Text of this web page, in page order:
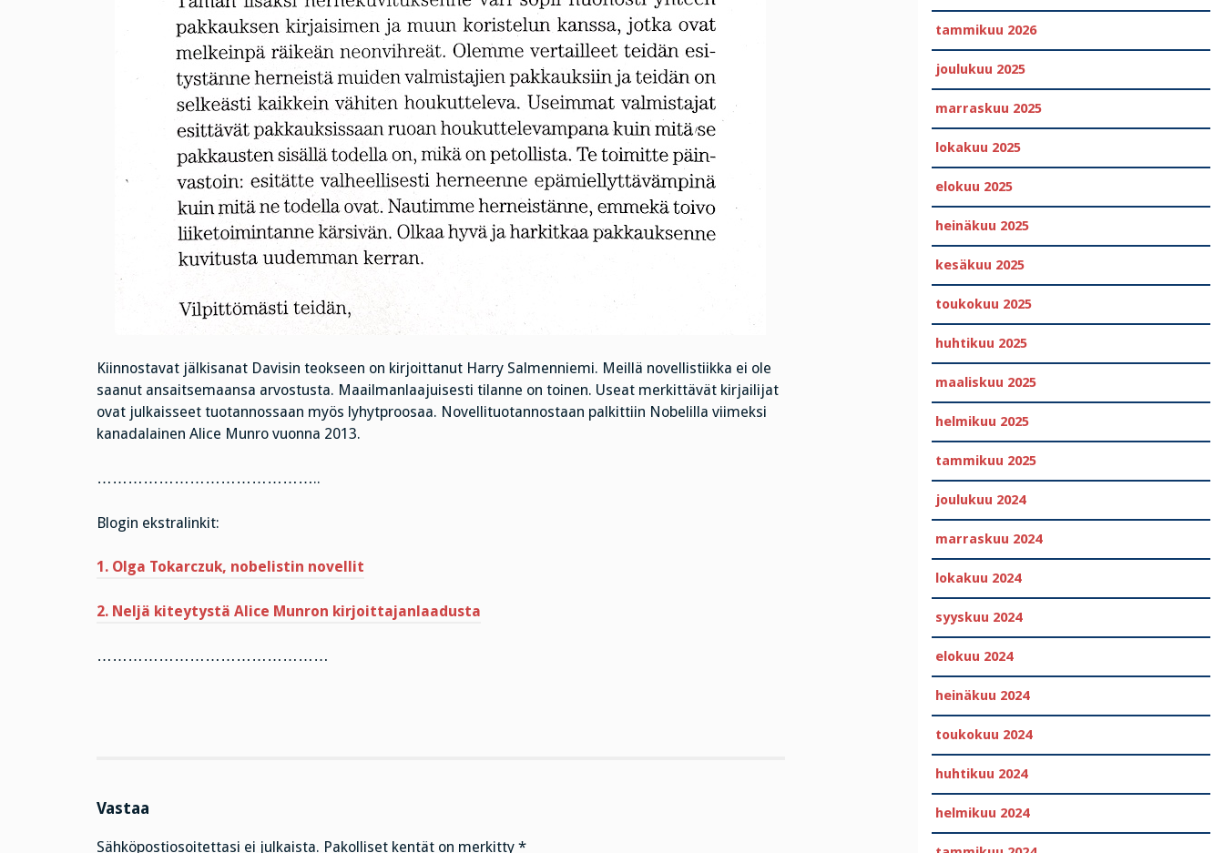
Kiinnostavat jälkisanat Davisin teokseen on kirjoittanut Harry Salmenniemi. Meillä novellistiikka ei ole
saanut ansaitsemaansa arvostusta. Maailmanlaajuisesti tilanne on toinen. Useat merkittävät kirjailijat
ovat julkaisseet tuotannossaan myös lyhytproosaa. Novellituotannostaan palkittiin Nobelilla viimeksi
kanadalainen Alice Munro vuonna 2013.
……………………………………..
Blogin ekstralinkit:
1. Olga Tokarczuk, nobelistin novellit
2. Neljä kiteytystä Alice Munron kirjoittajanlaadusta
………………………………………
Vastaa
Sähköpostiosoitettasi ei julkaista. Pakolliset kentät on merkitty *
tammikuu 2026
joulukuu 2025
marraskuu 2025
lokakuu 2025
elokuu 2025
heinäkuu 2025
kesäkuu 2025
toukokuu 2025
huhtikuu 2025
maaliskuu 2025
helmikuu 2025
tammikuu 2025
joulukuu 2024
marraskuu 2024
lokakuu 2024
syyskuu 2024
elokuu 2024
heinäkuu 2024
toukokuu 2024
huhtikuu 2024
helmikuu 2024